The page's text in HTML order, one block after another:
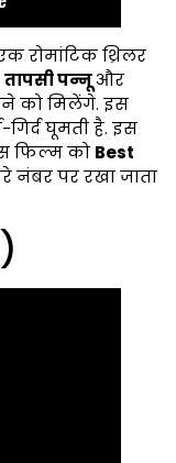
रोमांटिक थ्रिलर
तापसी पन्नूऔर
को मिलेंगे. इस
घूमती है. इस
फिल्म को Best
नंबर पर रखा जाता